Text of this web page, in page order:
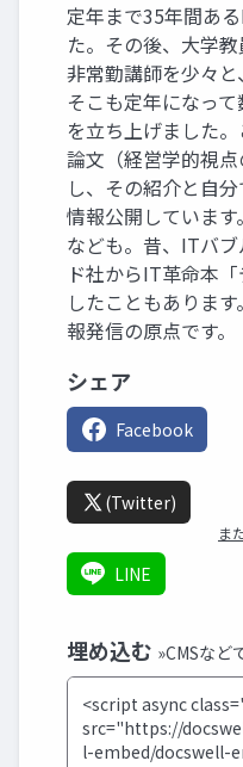
定年まで35年間あ
た。その後、大学教
非常勤講師を少々と
そこも定年になっ
を立ち上げました
論文（経営学的視
し、その紹介と自
情報公開していま
なども。昔、ITバ
ド社からIT革命本
したこともありま
報発信の原点です。
シェア
Facebook
(Twitter)
ま
LINE
埋め込む »CMSなど